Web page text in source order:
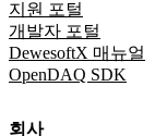
지원 포털
개발자 포털
DewesoftX 매뉴얼
OpenDAQ SDK
회사